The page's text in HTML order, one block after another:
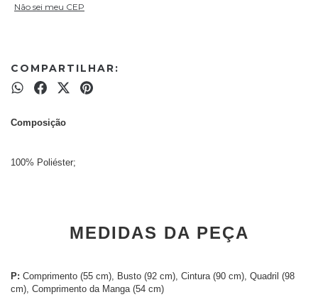
Não sei meu CEP
COMPARTILHAR:
Composição
100% Poliéster;
MEDIDAS DA PEÇA
P: Comprimento (55 cm), Busto (92 cm), Cintura (90 cm), Quadril (98
cm), Comprimento da Manga (54 cm)